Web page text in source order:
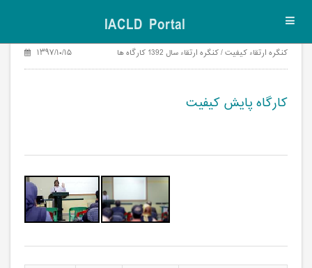
IACLD Portal
کنگره ارتقاء کیفیت / کنگره ارتقاء سال 1392 کارگاه ها ۱۳۹۷/۱۰/۱۵
کارگاه پایش کیفیت
کارگاه پایش کیفیت2کارگاه پایش کیفیت1